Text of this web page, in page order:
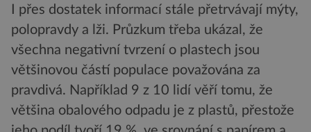
I přes dostatek informací stále přetrvávají mýty,
polopravdy a lži. Průzkum třeba ukázal, že
všechna negativní tvrzení o plastech jsou
většinovou částí populace považována za
pravdivá. Například 9 z 10 lidí věří tomu, že
většina obalového odpadu je z plastů, přestože